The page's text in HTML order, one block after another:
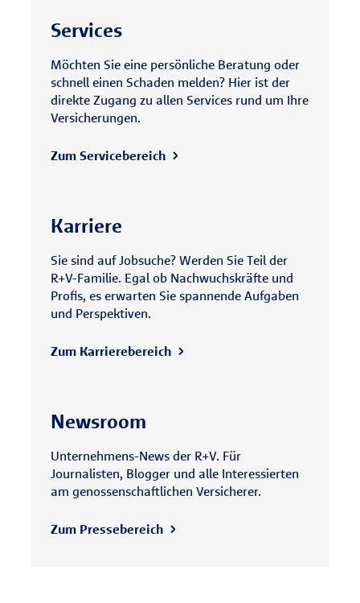
Services
Möchten Sie eine persönliche Beratung oder
schnell einen Schaden melden? Hier ist der
direkte Zugang zu allen Services rund um Ihre
Versicherungen.
Zum Servicebereich
Karriere
Sie sind auf Jobsuche? Werden Sie Teil der
R+V-Familie. Egal ob Nachwuchskräfte und
Profis, es erwarten Sie spannende Aufgaben
und Perspektiven.
Zum Karrierebereich
Newsroom
Unternehmens-News der R+V. Für
Journalisten, Blogger und alle Interessierten
am genossenschaftlichen Versicherer.
Zum Pressebereich